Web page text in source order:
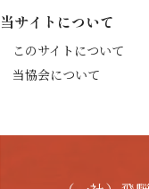
当サイトについて
このサイトについて
当協会について